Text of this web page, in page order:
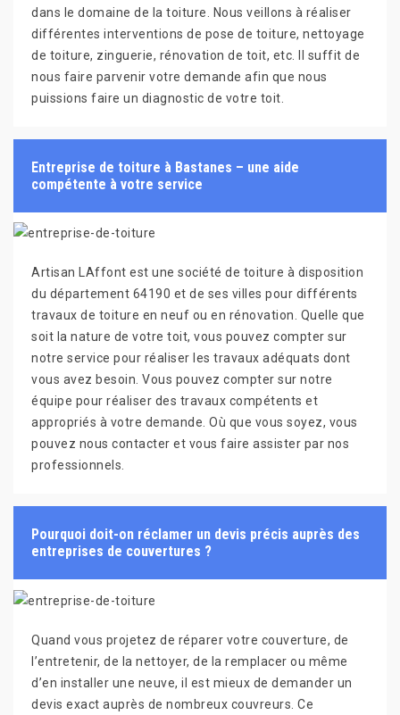
dans le domaine de la toiture. Nous veillons à réaliser
différentes interventions de pose de toiture, nettoyage
de toiture, zinguerie, rénovation de toit, etc. Il suffit de
nous faire parvenir votre demande afin que nous
puissions faire un diagnostic de votre toit.
Entreprise de toiture à Bastanes – une aide
compétente à votre service
Artisan LAffont est une société de toiture à disposition
du département 64190 et de ses villes pour différents
travaux de toiture en neuf ou en rénovation. Quelle que
soit la nature de votre toit, vous pouvez compter sur
notre service pour réaliser les travaux adéquats dont
vous avez besoin. Vous pouvez compter sur notre
équipe pour réaliser des travaux compétents et
appropriés à votre demande. Où que vous soyez, vous
pouvez nous contacter et vous faire assister par nos
professionnels.
Pourquoi doit-on réclamer un devis précis auprès des
entreprises de couvertures ?
Quand vous projetez de réparer votre couverture, de
l’entretenir, de la nettoyer, de la remplacer ou même
d’en installer une neuve, il est mieux de demander un
devis exact auprès de nombreux couvreurs. Ce